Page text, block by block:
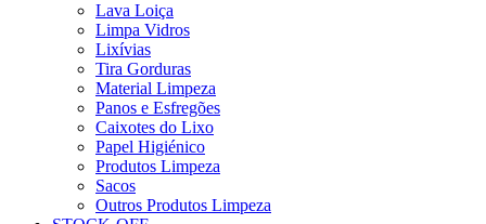
Lava Loiça
Limpa Vidros
Lixívias
Tira Gorduras
Material Limpeza
Panos e Esfregões
Caixotes do Lixo
Papel Higiénico
Produtos Limpeza
Sacos
Outros Produtos Limpeza